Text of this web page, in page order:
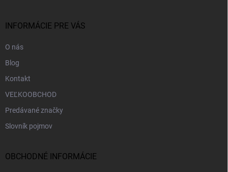
INFORMÁCIE PRE VÁS
O nás
Blog
Kontakt
VEĽKOOBCHOD
Predávané značky
Slovník pojmov
OBCHODNÉ INFORMÁCIE